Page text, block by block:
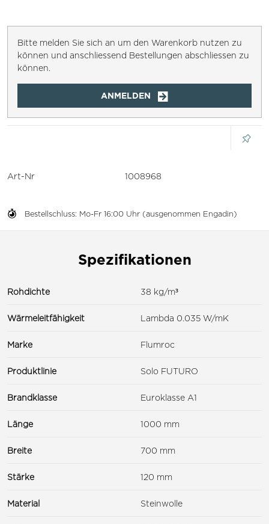
Bitte melden Sie sich an um den Warenkorb nutzen zu
können und anschliessend Bestellungen abschliessen zu
können.
ANMELDEN
Bestellschluss: Mo-Fr 16:00 Uhr (ausgenommen Engadin)
Art-Nr 1008968
Spezifikationen
Rohdichte 38 kg/m³
Wärmeleitfähigkeit Lambda 0.035 W/mK
Marke Flumroc
Produktlinie Solo FUTURO
Brandklasse Euroklasse A1
Länge 1000 mm
Breite 700 mm
Stärke 120 mm
Material Steinwolle